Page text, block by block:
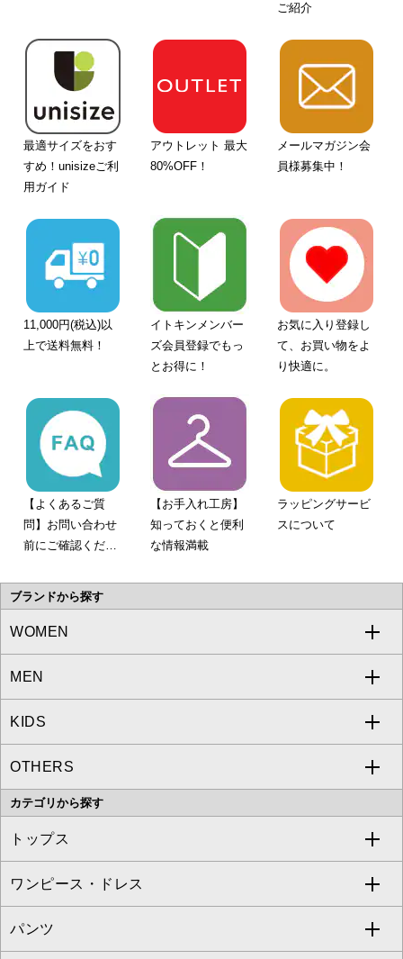
ご紹介
最適サイズをおす
すめ！unisizeご利
用ガイド
アウトレット 最大
80%OFF！
メールマガジン会
員様募集中！
11,000円(税込)以
上で送料無料！
イトキンメンバー
ズ会員登録でもっ
とお得に！
お気に入り登録し
て、お買い物をよ
り快適に。
【よくあるご質
問】お問い合わせ
前にご確認くださ
【お手入れ工房】
知っておくと便利
な情報満載
ラッピングサービ
スについて
ブランドから探す
WOMEN
a.v.v
MICHEL KLEIN
MK MICHEL KLEIN
OFUON le MK
MEN
a.v.v
MICHEL KLEIN HOMME
MK MICHEL KLEIN HOMME
KIDS
a.v.v
OTHERS
MK MICHEL KLEIN BAG
カテゴリから探す
トップス
すべてのトップス
カットソー・Tシャツ
ワンピース・ドレス
すべてのワンピース・ドレス
パンツ